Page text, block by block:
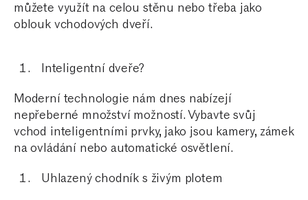
můžete využít na celou stěnu nebo třeba jako
oblouk vchodových dveří.
Inteligentní dveře?
Moderní technologie nám dnes nabízejí
nepřeberné množství možností. Vybavte svůj
vchod inteligentními prvky, jako jsou kamery, zámek
na ovládání nebo automatické osvětlení.
Uhlazený chodník s živým plotem